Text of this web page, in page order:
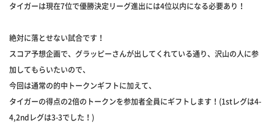
タイガーは現在7位で優勝決定リーグ進出には4位以内になる必要あり！
絶対に落とせない試合です！
スコア予想企画で、グラッピーさんが出してくれている通り、沢山の人に参
加してもらいたいので、
今回は通常の的中トークンギフトに加えて、
タイガーの得点の2倍のトークンを参加者全員にギフトします！(1stレグは4-
4,2ndレグは3-3でした！)